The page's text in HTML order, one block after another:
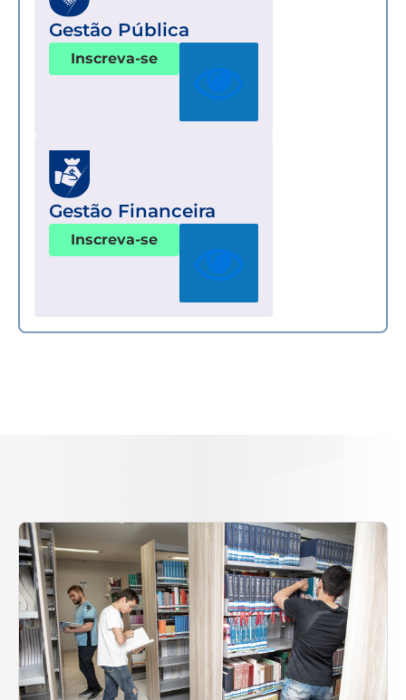
Gestão Pública
Inscreva-se
Gestão Financeira
Inscreva-se